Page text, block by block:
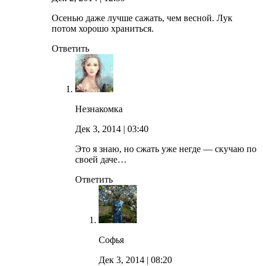
Осенью даже лучше сажать, чем весной. Лук
потом хорошо храниться.
Ответить
Незнакомка
Дек 3, 2014 | 03:40
Это я знаю, но сжать уже негде — скучаю по
своей даче…
Ответить
Софья
Дек 3, 2014 | 08:20